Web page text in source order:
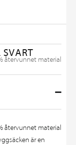
SVART
återvunnet material
återvunnet material
är en